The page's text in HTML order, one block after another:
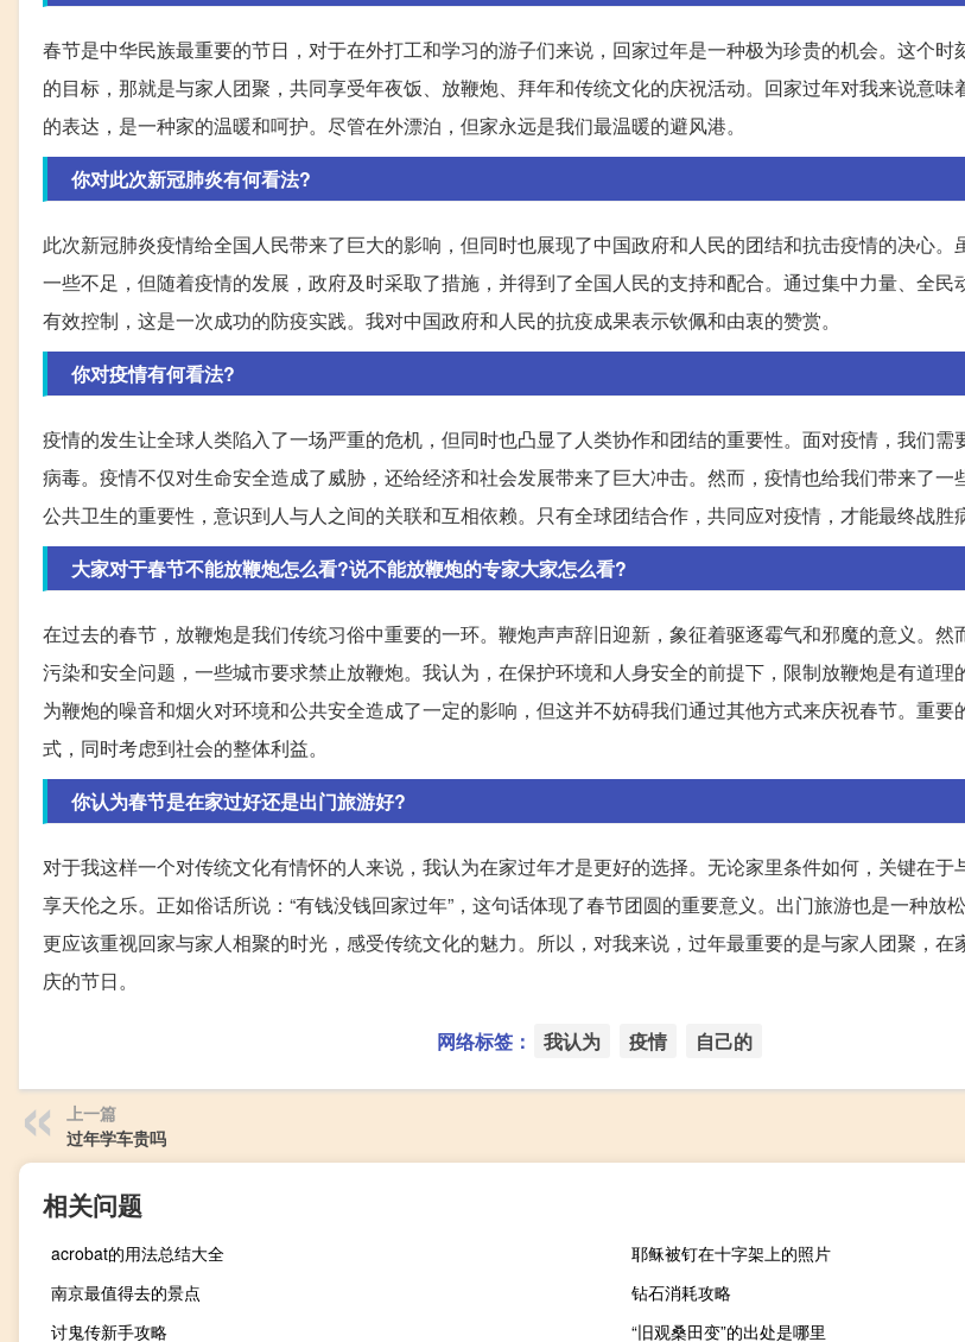
春节是中华民族最重要的节日，对于在外打工和学习的游子们来说，回家过年是一种极为珍贵的机会。这个时
的目标，那就是与家人团聚，共同享受年夜饭、放鞭炮、拜年和传统文化的庆祝活动。回家过年对我来说意味
的表达，是一种家的温暖和呵护。尽管在外漂泊，但家永远是我们最温暖的避风港。
你对此次新冠肺炎有何看法?
此次新冠肺炎疫情给全国人民带来了巨大的影响，但同时也展现了中国政府和人民的团结和抗击疫情的决心。
一些不足，但随着疫情的发展，政府及时采取了措施，并得到了全国人民的支持和配合。通过集中力量、全民
有效控制，这是一次成功的防疫实践。我对中国政府和人民的抗疫成果表示钦佩和由衷的赞赏。
你对疫情有何看法?
疫情的发生让全球人类陷入了一场严重的危机，但同时也凸显了人类协作和团结的重要性。面对疫情，我们需
病毒。疫情不仅对生命安全造成了威胁，还给经济和社会发展带来了巨大冲击。然而，疫情也给我们带来了一
公共卫生的重要性，意识到人与人之间的关联和互相依赖。只有全球团结合作，共同应对疫情，才能最终战胜
大家对于春节不能放鞭炮怎么看?说不能放鞭炮的专家大家怎么看?
在过去的春节，放鞭炮是我们传统习俗中重要的一环。鞭炮声声辞旧迎新，象征着驱逐霉气和邪魔的意义。然
污染和安全问题，一些城市要求禁止放鞭炮。我认为，在保护环境和人身安全的前提下，限制放鞭炮是有道理
为鞭炮的噪音和烟火对环境和公共安全造成了一定的影响，但这并不妨碍我们通过其他方式来庆祝春节。重要
式，同时考虑到社会的整体利益。
你认为春节是在家过好还是出门旅游好?
对于我这样一个对传统文化有情怀的人来说，我认为在家过年才是更好的选择。无论家里条件如何，关键在于
享天伦之乐。正如俗话所说：“有钱没钱回家过年”，这句话体现了春节团圆的重要意义。出门旅游也是一种放
更应该重视回家与家人相聚的时光，感受传统文化的魅力。所以，对我来说，过年最重要的是与家人团聚，在
庆的节日。
网络标签： 我认为 疫情 自己的
上一篇
过年学车贵吗
相关问题
acrobat的用法总结大全
耶稣被钉在十字架上的照片
南京最值得去的景点
钻石消耗攻略
讨鬼传新手攻略
“旧观桑田变”的出处是哪里